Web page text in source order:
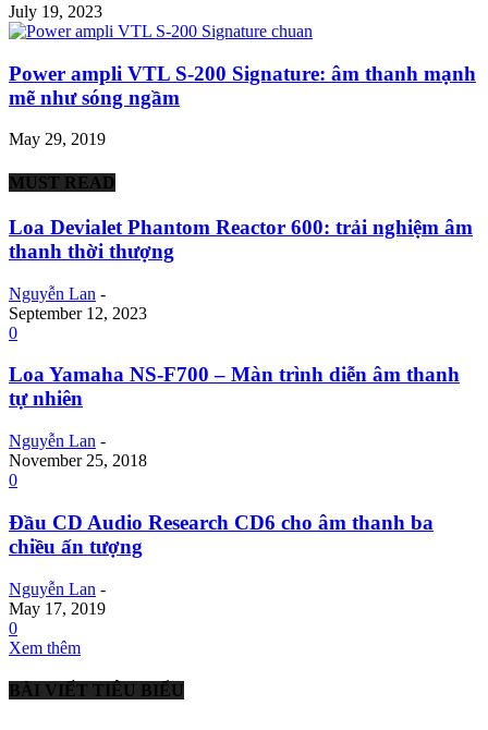
July 19, 2023
Power ampli VTL S-200 Signature: âm thanh mạnh
mẽ như sóng ngầm
May 29, 2019
MUST READ
Loa Devialet Phantom Reactor 600: trải nghiệm âm
thanh thời thượng
Nguyễn Lan -
September 12, 2023
0
Loa Yamaha NS-F700 – Màn trình diễn âm thanh
tự nhiên
Nguyễn Lan -
November 25, 2018
0
Đầu CD Audio Research CD6 cho âm thanh ba
chiều ấn tượng
Nguyễn Lan -
May 17, 2019
0
Xem thêm
BÀI VIẾT TIÊU BIỂU